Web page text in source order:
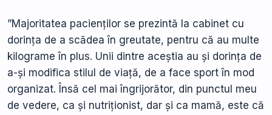
”Majoritatea pacienților se prezintă la cabinet cu
dorința de a scădea în greutate, pentru că au multe
kilograme în plus. Unii dintre aceștia au și dorința de
a-și modifica stilul de viață, de a face sport în mod
organizat. Însă cel mai îngrijorător, din punctul meu
de vedere, ca și nutriționist, dar și ca mamă, este că